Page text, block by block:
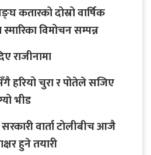
कतारको दोस्रो वार्षिक
विमोचन सम्पन्न
राजीनामा
चुरा र पोतेले सजिए
भीड
वार्ता टोलीबीच आजै
हुने तयारी